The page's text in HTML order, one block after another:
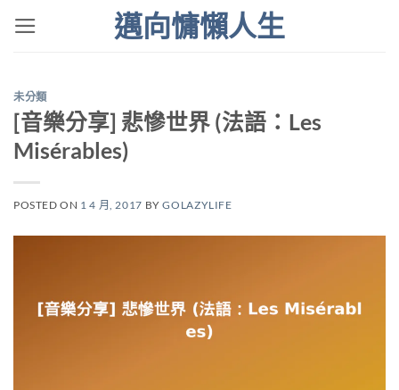
邁向慵懶人生
未分類
[音樂分享] 悲慘世界 (法語：Les
Misérables)
POSTED ON 1 4 月, 2017 BYGOLAZYLIFE